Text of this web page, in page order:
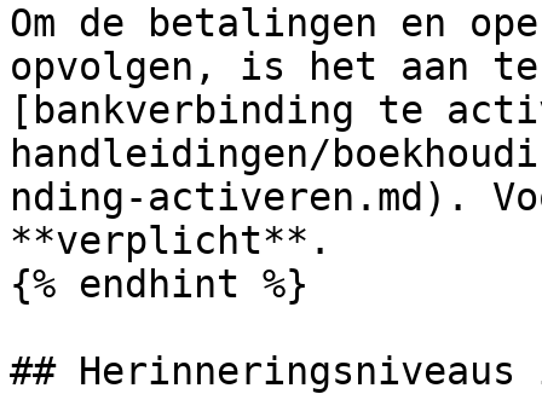
Om de betalingen en
opvolgen, is het aan te
[bankverbinding te
handleidingen/
nding-activeren.md).
**verplicht**.
{% endhint %}
##